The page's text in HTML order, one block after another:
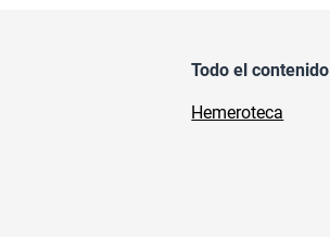
Todo el contenido
Hemeroteca